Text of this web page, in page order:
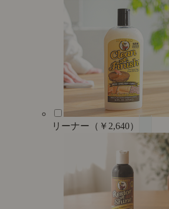
リーナー（￥2,640）